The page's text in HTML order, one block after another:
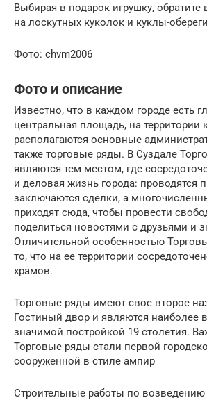
Выбирая в подарок игрушку,
на лоскутных куколок и куклы-обереги
Фото: chvm2006
Фото и описание
Известно, что в каждом городе есть
центральная площадь, на территории
располагаются основные
также торговые ряды. В Суздале
являются тем местом, где
и деловая жизнь города: проводятся
заключаются сделки, а
приходят сюда, чтобы провести
поделиться новостями с друзьями и
Отличительной особенностью
то, что на ее территории
храмов.
Торговые ряды имеют свое второе
Гостиный двор и являются наиболее
значимой постройкой 19 столетия.
Торговые ряды стали первой
сооруженной в стиле ампир
Строительные работы по возведению